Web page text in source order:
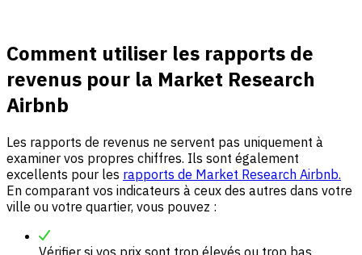
Comment utiliser les rapports de
revenus pour la Market Research
Airbnb
Les rapports de revenus ne servent pas uniquement à
examiner vos propres chiffres. Ils sont également
excellents pour les rapports de Market Research Airbnb.
En comparant vos indicateurs à ceux des autres dans votre
ville ou votre quartier, vous pouvez :